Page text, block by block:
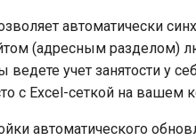
автоматически
(адресным разделом)
ведете учет занятости у
с Excel-сеткой на вашем
автоматического